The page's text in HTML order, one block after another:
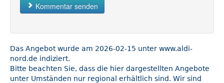
Kommentar senden
Das Angebot wurde am 2026-02-15 unter www.aldi-
nord.de indiziert.
Bitte beachten Sie, dass die hier dargestellten Angebote
unter Umständen nur regional erhältlich sind. Wir sind